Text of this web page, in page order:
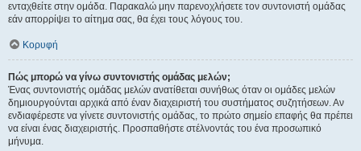
ενταχθείτε στην ομάδα. Παρακαλώ μην παρενοχλήσετε τον συντονιστή ομάδας
εάν απορρίψει το αίτημα σας, θα έχει τους λόγους του.
Κορυφή
Πώς μπορώ να γίνω συντονιστής ομάδας μελών;
Ένας συντονιστής ομάδας μελών ανατίθεται συνήθως όταν οι ομάδες μελών
δημιουργούνται αρχικά από έναν διαχειριστή του συστήματος συζητήσεων. Αν
ενδιαφέρεστε να γίνετε συντονιστής ομάδας, το πρώτο σημείο επαφής θα πρέπει
να είναι ένας διαχειριστής. Προσπαθήστε στέλνοντάς του ένα προσωπικό
μήνυμα.